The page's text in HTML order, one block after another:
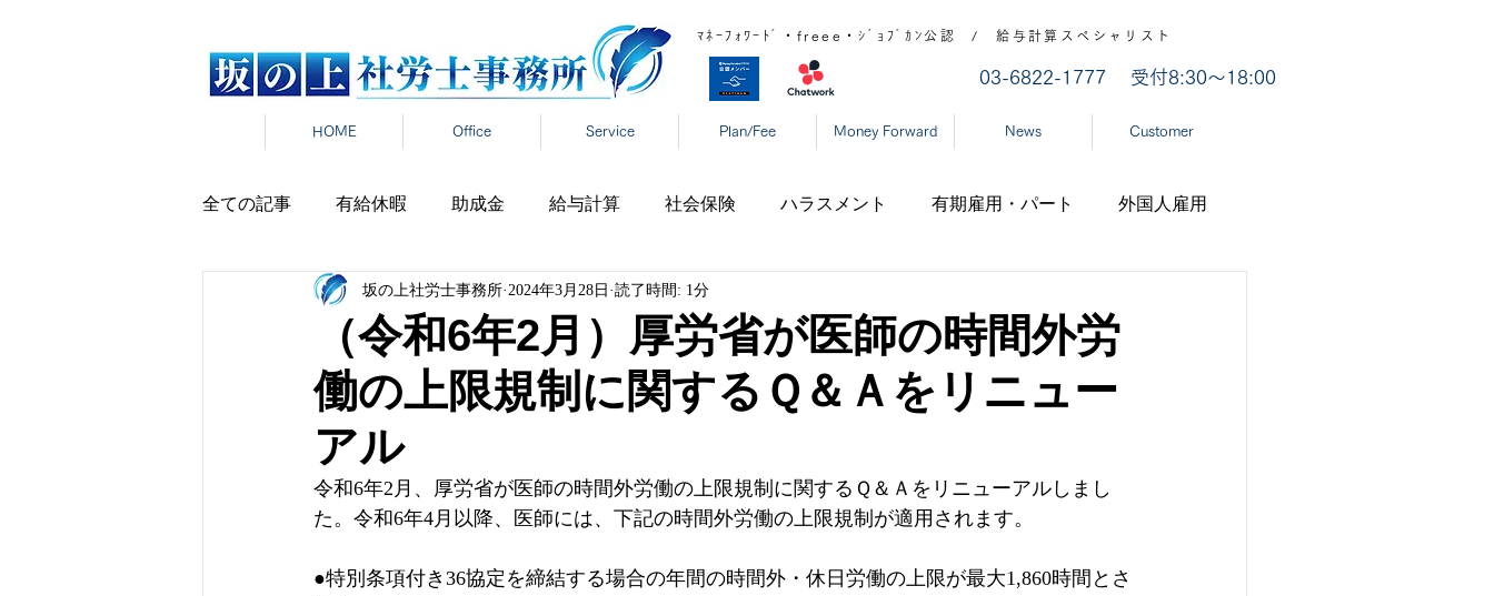
ﾏﾈｰﾌｫﾜｰﾄﾞ・freee・ｼﾞｮﾌﾞｶﾝ公認 / 給与計算スペシャリスト
​03-6822-1777 受付8:30～18:00
HOME Office Service Plan/Fee Money Forward News Customer
全ての記事 有給休暇 助成金 給与計算 社会保険 ハラスメント 有期雇用・パート 外国人雇用
労働時間 雇用契約 在宅勤務 税制 高齢者雇用
雇用保険 新卒 報道発表 年末調整 DX 事業復活支援金 新型コロナ 経済産業省
セクハラ
（令和6年2月）厚労省が医師の時間外労
働の上限規制に関するＱ＆Ａをリニュー
アル
坂の上社労士事務所 2024年3月28日 読了時間: 1分
令和6年2月、厚労省が医師の時間外労働の上限規制に関するＱ＆Ａをリニューアルしまし
た。令和6年4月以降、医師には、下記の時間外労働の上限規制が適用されます。
●特別条項付き36協定を締結する場合の年間の時間外・休日労働の上限が最大1,860時間とさ